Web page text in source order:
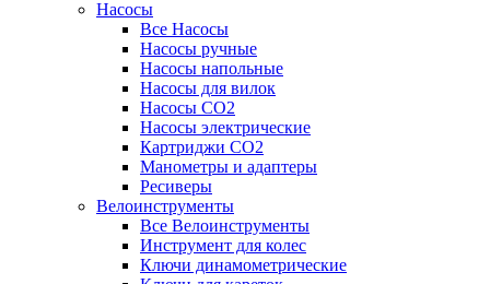
Насосы
Все Насосы
Насосы ручные
Насосы напольные
Насосы для вилок
Насосы CO2
Насосы электрические
Картриджи CO2
Манометры и адаптеры
Ресиверы
Велоинструменты
Все Велоинструменты
Инструмент для колес
Ключи динамометрические